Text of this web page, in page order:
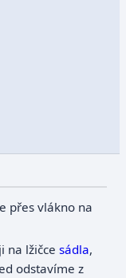
přes vlákno na
na lžičcesádla,
odstavíme z